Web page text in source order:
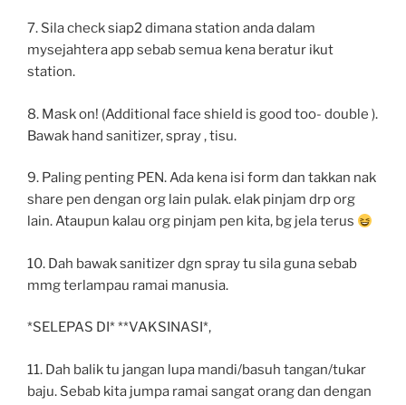
7. Sila check siap2 dimana station anda dalam
mysejahtera app sebab semua kena beratur ikut
station.
8. Mask on! (Additional face shield is good too- double ).
Bawak hand sanitizer, spray , tisu.
9. Paling penting PEN. Ada kena isi form dan takkan nak
share pen dengan org lain pulak. elak pinjam drp org
lain. Ataupun kalau org pinjam pen kita, bg jela terus
10. Dah bawak sanitizer dgn spray tu sila guna sebab
mmg terlampau ramai manusia.
*SELEPAS DI* **VAKSINASI*,
11. Dah balik tu jangan lupa mandi/basuh tangan/tukar
baju. Sebab kita jumpa ramai sangat orang dan dengan